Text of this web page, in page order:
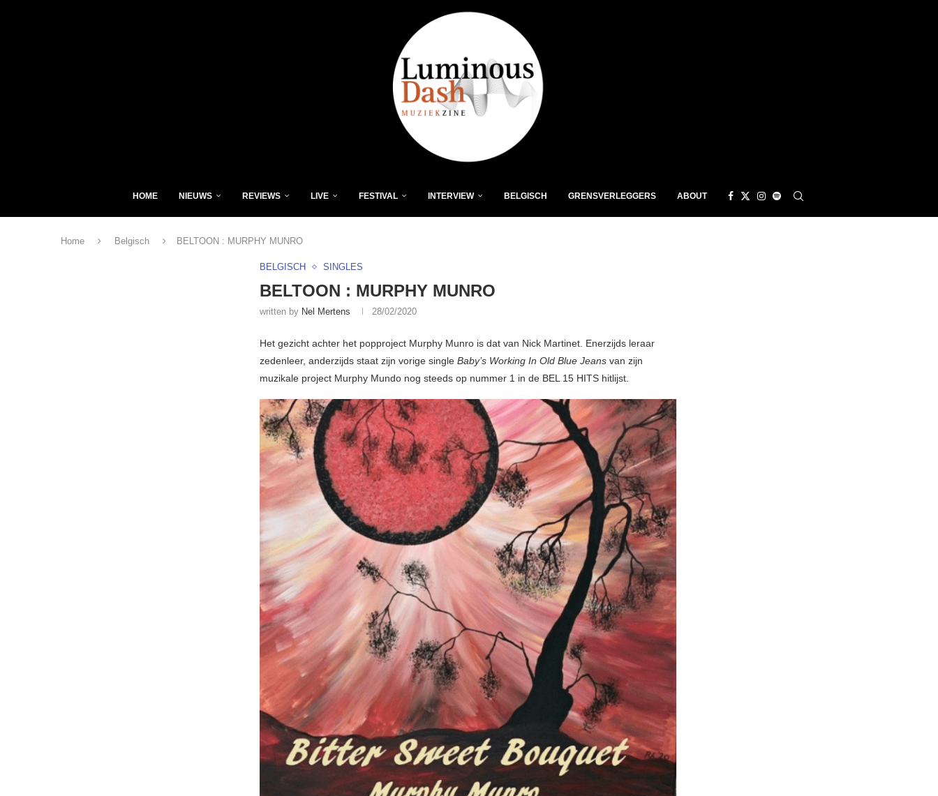
HOME NIEUWS REVIEWS LIVE FESTIVAL INTERVIEW BELGISCH GRENSVERLEGGERS ABOUT
Home Belgisch BELTOON : MURPHY MUNRO
BELGISCH SINGLES
BELTOON : MURPHY MUNRO
written by Nel Mertens 28/02/2020
Het gezicht achter het popproject Murphy Munro is dat van Nick Martinet. Enerzijds leraar
zedenleer, anderzijds staat zijn vorige single Baby’s Working In Old Blue Jeans van zijn
muzikale project Murphy Mundo nog steeds op nummer 1 in de BEL 15 HITS hitlijst.